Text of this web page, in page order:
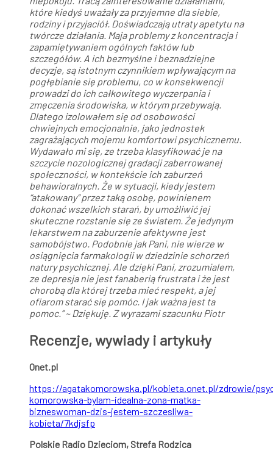
które kiedyś uważały za przyjemne dla siebie,
rodziny i przyjaciół. Doświadczają utraty apetytu na
twórcze działania. Maja problemy z koncentracja i
zapamiętywaniem ogólnych faktów lub
szczegółów. A ich bezmyślne i beznadziejne
decyzje, są istotnym czynnikiem wpływającym na
pogłębianie się problemu, co w konsekwencji
prowadzi do ich całkowitego wyczerpania i
zmęczenia środowiska, w którym przebywają.
Dlatego izolowałem się od osobowości
chwiejnych emocjonalnie, jako jednostek
zagrażających mojemu komfortowi psychicznemu.
Wydawało mi się, ze trzeba klasyfikować je na
szczycie nozologicznej gradacji zaberrowanej
społeczności, w kontekście ich zaburzeń
behawioralnych. Że w sytuacji, kiedy jestem
“atakowany” przez taką osobę, powinienem
dokonać wszelkich starań, by umożliwić jej
skuteczne rozstanie się ze światem. Że jedynym
lekarstwem na zaburzenie afektywne jest
samobójstwo. Podobnie jak Pani, nie wierze w
osiągnięcia farmakologii w dziedzinie schorzeń
natury psychicznej. Ale dzięki Pani, zrozumialem,
ze depresja nie jest fanaberią frustrata i że jest
chorobą dla której trzeba mieć respekt, a jej
ofiarom starać się pomóc. I jak ważna jest ta
pomoc.” ~ Dziękuję. Z wyrazami szacunku Piotr
Recenzje, wywiady i artykuły
Onet.pl
https://agatakomorowska.pl/kobieta.onet.pl/zdrowie/
komorowska-bylam-idealna-zona-matka-
bizneswoman-dzis-jestem-szczesliwa-
kobieta/7kdjsfp
Polskie Radio Dzieciom, Strefa Rodzica